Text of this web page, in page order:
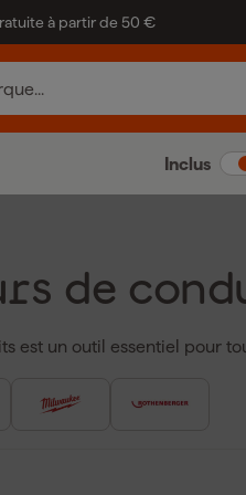
à partir de 50 €
Inclus
de
est un outil essentiel pour
conduites d'eau,